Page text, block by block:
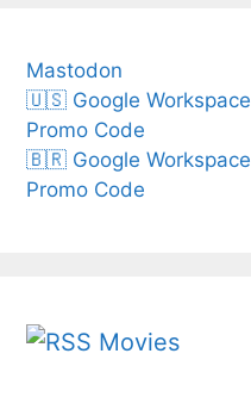
Mastodon
🇺🇸 Google Workspace
Promo Code
🇧🇷 Google Workspace
Promo Code
Movies